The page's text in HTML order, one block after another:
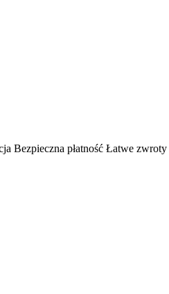
Bezpieczna płatność Łatwe zwroty